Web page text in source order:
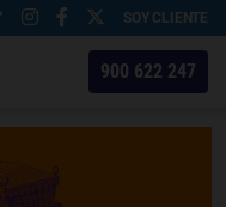
SOY CLIENTE
900 622 247